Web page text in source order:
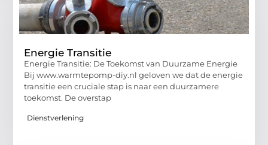
Energie Transitie
Energie Transitie: De Toekomst van Duurzame Energie
Bij www.warmtepomp-diy.nl geloven we dat de energie
transitie een cruciale stap is naar een duurzamere
toekomst. De overstap
Dienstverlening